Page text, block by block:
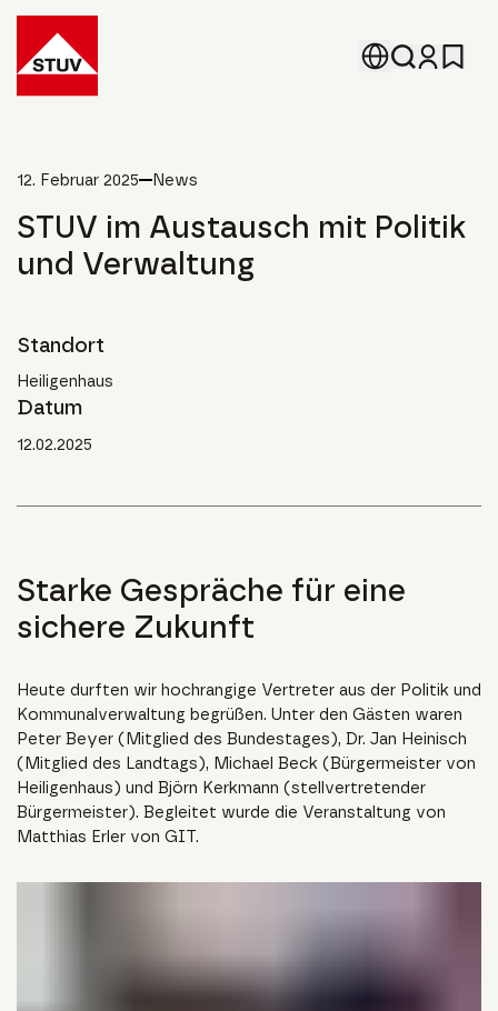
Go To the Homepage
12. Februar 2025 News
STUV im Austausch mit Politik
und Verwaltung
Standort
Heiligenhaus
Datum
12.02.2025
Starke Gespräche für eine
sichere Zukunft
Heute durften wir hochrangige Vertreter aus der Politik und
Kommunalverwaltung begrüßen. Unter den Gästen waren
Peter Beyer (Mitglied des Bundestages), Dr. Jan Heinisch
(Mitglied des Landtags), Michael Beck (Bürgermeister von
Heiligenhaus) und Björn Kerkmann (stellvertretender
Bürgermeister). Begleitet wurde die Veranstaltung von
Matthias Erler von GIT.